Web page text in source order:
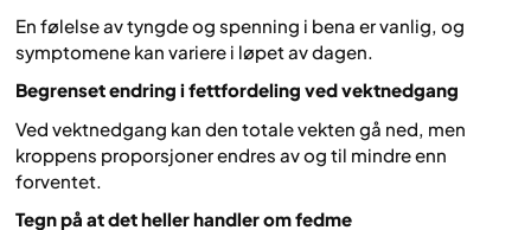
En følelse av tyngde og spenning i bena er vanlig, og
symptomene kan variere i løpet av dagen.
Begrenset endring i fettfordeling ved vektnedgang
Ved vektnedgang kan den totale vekten gå ned, men
kroppens proporsjoner endres av og til mindre enn
forventet.
Tegn på at det heller handler om fedme